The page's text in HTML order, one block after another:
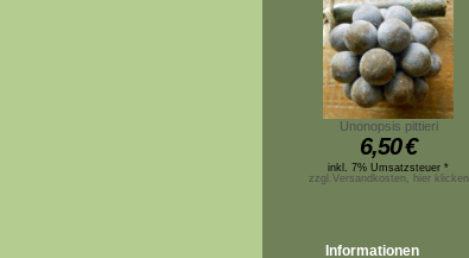
Unonopsis pittieri
6,50€
inkl. 7% Umsatzsteuer *
zzgl.Versandkosten, hier klicken
Informationen